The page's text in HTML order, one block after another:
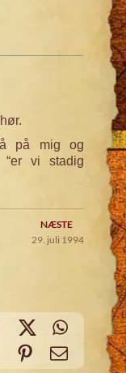
på mig og
“er vi stadig
NÆSTE
29. juli 1994
Facebook
PinterestEmail